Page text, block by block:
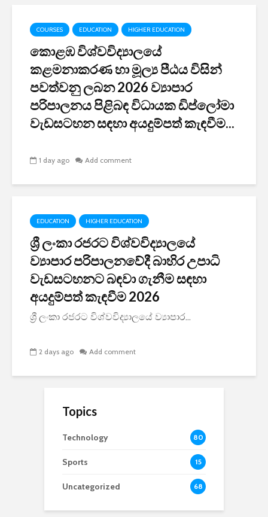
COURSES EDUCATION HIGHER EDUCATION
කොළඹ විශ්වවිද්‍යාලයේ
කළමනාකරණ හා මූල්‍ය පීඨය විසින්
පවත්වනු ලබන 2026 ව්‍යාපාර
පරිපාලනය පිළිබඳ විධායක ඩිප්ලෝමා
වැඩසටහන සඳහා අයදුම්පත් කැඳවීම...
1 day ago Add comment
EDUCATION HIGHER EDUCATION
ශ්‍රී ලංකා රජරට විශ්වවිද්‍යාලයේ
ව්‍යාපාර පරිපාලනවේදී බාහිර උපාධි
වැඩසටහනට බඳවා ගැනීම සඳහා
අයදුම්පත් කැඳවීම 2026
ශ්‍රී ලංකා රජරට විශ්වවිද්‍යාලයේ ව්‍යාපාර...
2 days ago Add comment
Topics
Technology 80
Sports 15
Uncategorized 68